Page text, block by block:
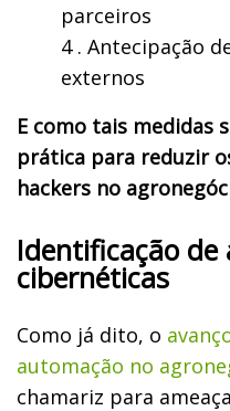
parceiros
4 . Antecipação
externos
E como tais medidas
prática para reduzir
hackers no
Identificação de
cibernéticas
Como já dito, o
automação no
chamariz para